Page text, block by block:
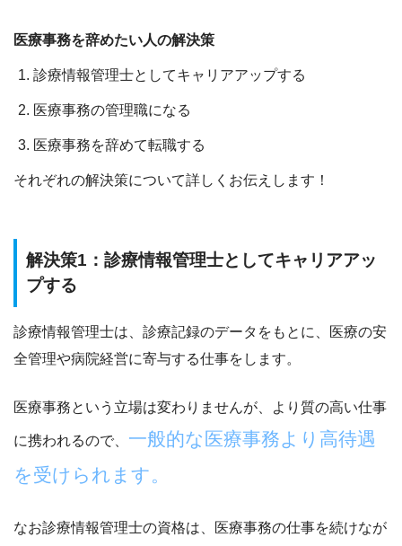
医療事務を辞めたい人の解決策
診療情報管理士としてキャリアアップする
医療事務の管理職になる
医療事務を辞めて転職する
それぞれの解決策について詳しくお伝えします！
解決策1：診療情報管理士としてキャリアアッ
プする
診療情報管理士は、診療記録のデータをもとに、医療の安
全管理や病院経営に寄与する仕事をします。
医療事務という立場は変わりませんが、より質の高い仕事
に携われるので、 一般的な医療事務より高待遇
を受けられます。
なお診療情報管理士の資格は、
医療事務の仕事を続けなが